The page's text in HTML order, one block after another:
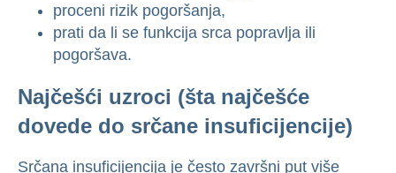
proceni rizik pogoršanja,
prati da li se funkcija srca popravlja ili
pogoršava.
Najčešći uzroci (šta najčešće
dovede do srčane insuficijencije)
Srčana insuficijencija je često završni put više